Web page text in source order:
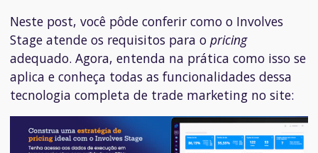
Neste post, você pôde conferir como o Involves
Stage atende os requisitos para o pricing
adequado. Agora, entenda na prática como isso se
aplica e conheça todas as funcionalidades dessa
tecnologia completa de trade marketing no site: